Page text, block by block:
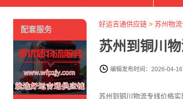
好运吉通供应链> 苏州物流
苏州到铜川
编辑发布时间：2026-04-
苏州到铜川物流专线价格
配套服务